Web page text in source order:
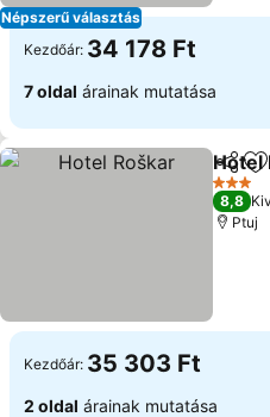
Népszerű választás
Kezdőár: 34 178 Ft
7 oldal árainak mutatása
Hotel
3
8,8
Ptuj
Kezdőár: 35 303 Ft
2 oldal árainak mutatása